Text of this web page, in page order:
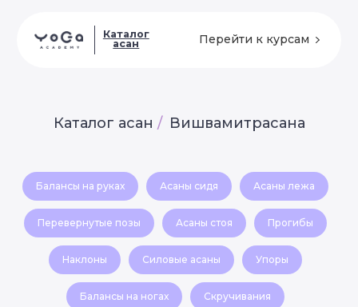
Каталог
Каталог асан / Вишвамитрасана
Балансы на руках Асаны сидя Асаны лежа
Перевернутые позы Асаны стоя Прогибы
Наклоны Силовые асаны Упоры
Балансы на ногах Скручивания